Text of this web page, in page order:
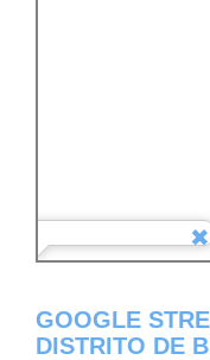
GOOGLE
DISTRITO DE